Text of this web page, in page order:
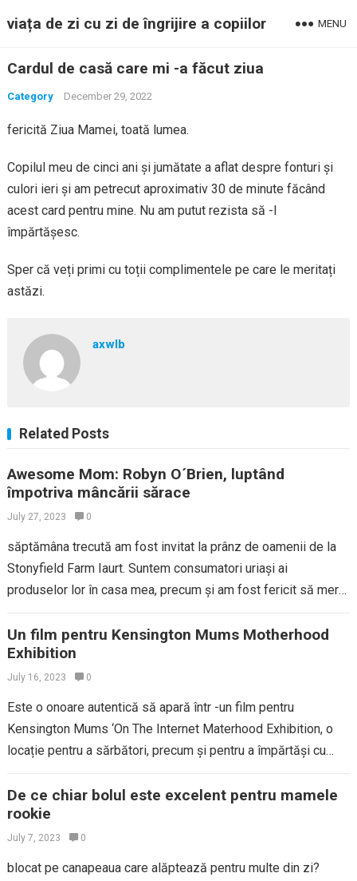
viața de zi cu zi de îngrijire a copiilor MENU
Cardul de casă care mi -a făcut ziua
Category December 29, 2022
fericită Ziua Mamei, toată lumea.
Copilul meu de cinci ani și jumătate a aflat despre fonturi și
culori ieri și am petrecut aproximativ 30 de minute făcând
acest card pentru mine. Nu am putut rezista să -l
împărtășesc.
Sper că veți primi cu toții complimentele pe care le meritați
astăzi.
axwlb
Related Posts
Awesome Mom: Robyn O´Brien, luptând
împotriva mâncării sărace
July 27, 2023 0
săptămâna trecută am fost invitat la prânz de oamenii de la
Stonyfield Farm Iaurt. Suntem consumatori uriași ai
produselor lor în casa mea, precum și am fost fericit să merg.
Un film pentru Kensington Mums Motherhood
Exhibition
July 16, 2023 0
Este o onoare autentică să apară într -un film pentru
Kensington Mums ‘On The Internet Materhood Exhibition, o
locație pentru a sărbători, precum și pentru a împărtăși cu
De ce chiar bolul este excelent pentru mamele
rookie
July 7, 2023 0
blocat pe canapeaua care alăptează pentru multe din zi?